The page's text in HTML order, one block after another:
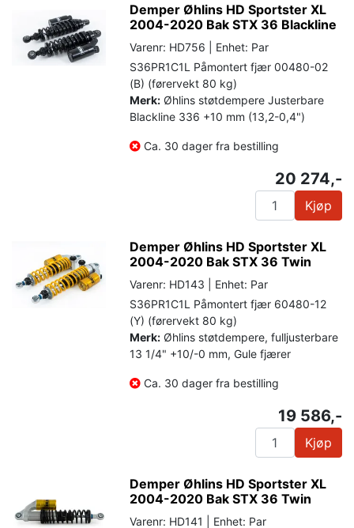
Demper Øhlins HD Sportster XL
2004-2020 Bak STX 36 Blackline
Varenr: HD756 | Enhet: Par
S36PR1C1L Påmontert fjær 00480-02
(B) (førervekt 80 kg)
Merk: Øhlins støtdempere Justerbare
Blackline 336 +10 mm (13,2-0,4")
Ca. 30 dager fra bestilling
20 274,-
Kjøp
Demper Øhlins HD Sportster XL
2004-2020 Bak STX 36 Twin
Varenr: HD143 | Enhet: Par
S36PR1C1L Påmontert fjær 60480-12
(Y) (førervekt 80 kg)
Merk: Øhlins støtdempere, fulljusterbare
13 1/4" +10/-0 mm, Gule fjærer
Ca. 30 dager fra bestilling
19 586,-
Kjøp
Demper Øhlins HD Sportster XL
2004-2020 Bak STX 36 Twin
Varenr: HD141 | Enhet: Par